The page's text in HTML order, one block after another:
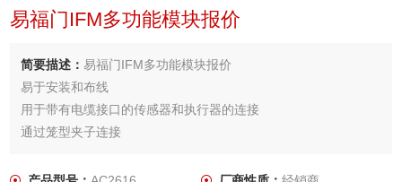
易福门IFM多功能模块报价
简要描述：易福门IFM多功能模块报价
易于安装和布线
用于带有电缆接口的传感器和执行器的连接
通过笼型夹子连接